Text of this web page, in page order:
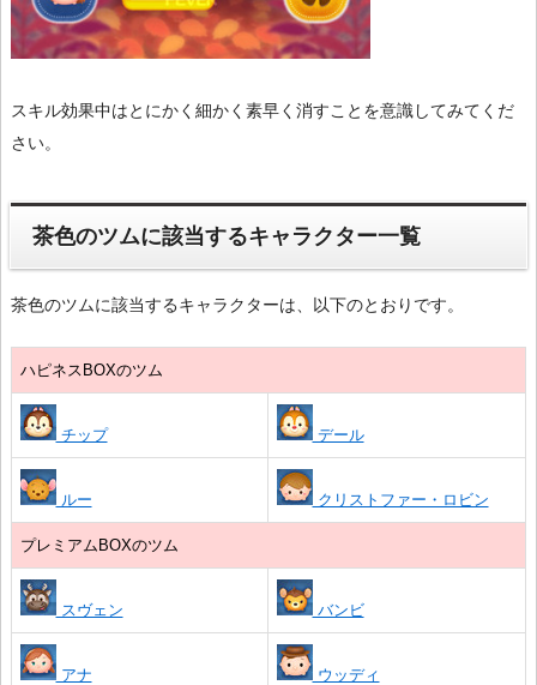
スキル効果中はとにかく細かく素早く消すことを意識してみてくだ
さい。
茶色のツムに該当するキャラクター一覧
茶色のツムに該当するキャラクターは、以下のとおりです。
ハピネスBOXのツム
チップ デール
ルー クリストファー・ロビン
プレミアムBOXのツム
スヴェン バンビ
アナ ウッディ